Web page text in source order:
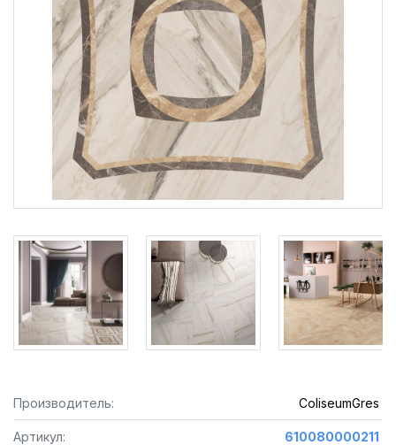
Производитель: ColiseumGres
Артикул: 610080000211